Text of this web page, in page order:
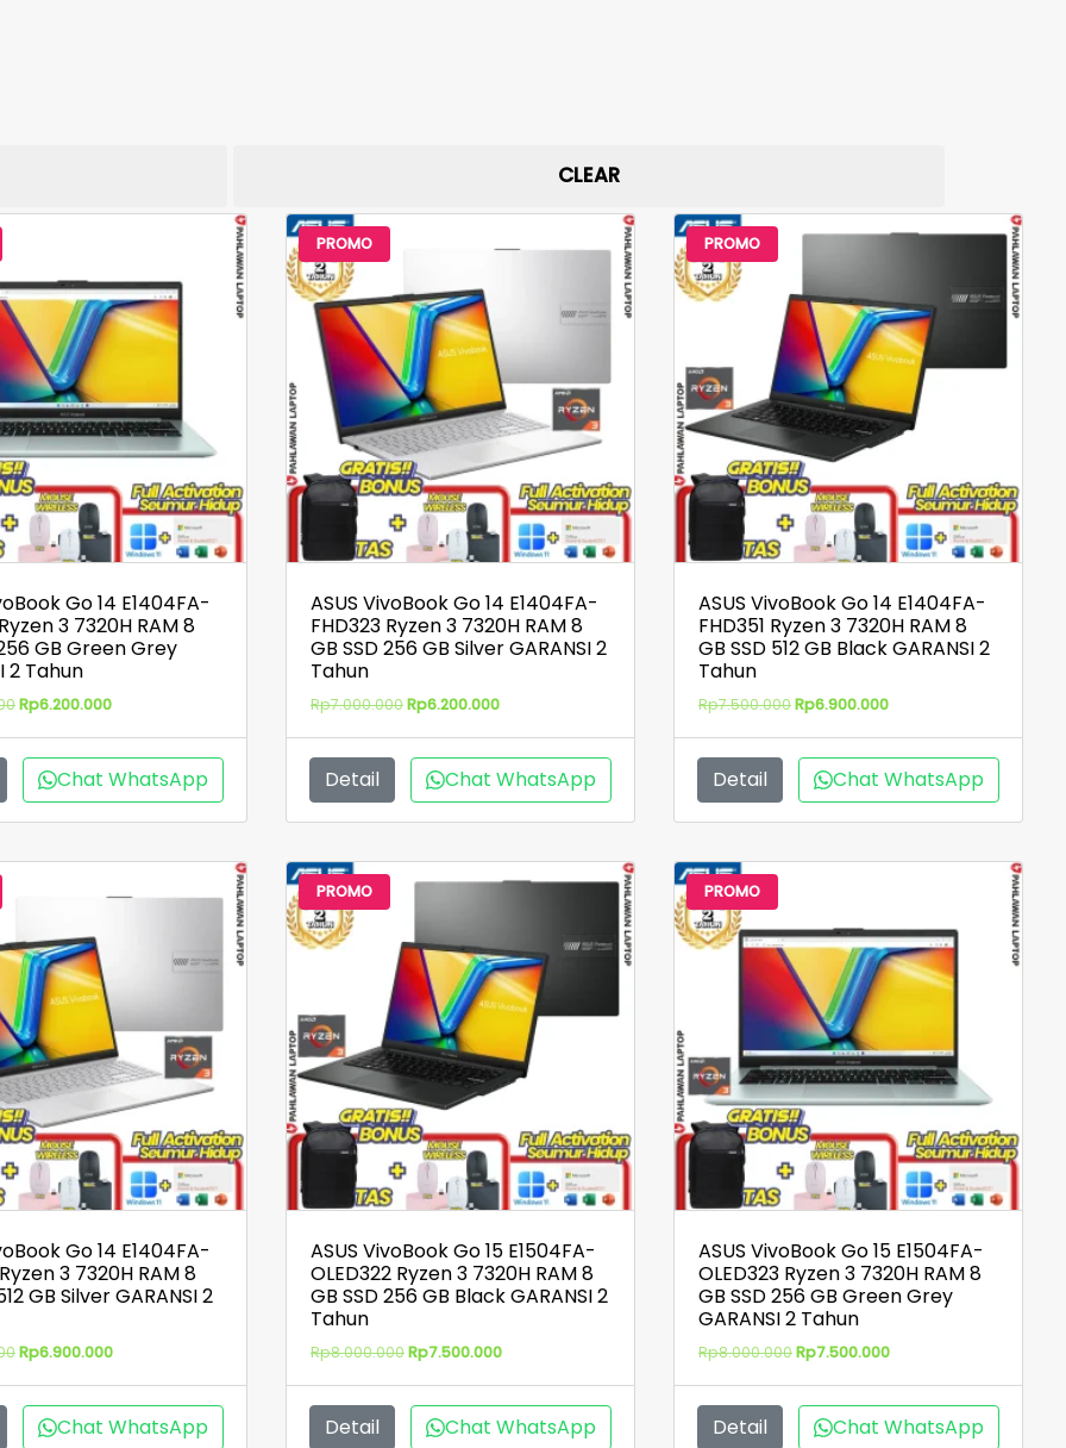
CLEAR
Go 14 E1404FA-
3 7320H RAM 8
GB Green Grey
2 Tahun
Harga
Rp7.000.000.
Rp6.200.000Harga
adalah:
Rp6.200.000.
Chat WhatsApp
PROMO
ASUS VivoBook Go 14 E1404FA-
FHD323 Ryzen 3 7320H RAM 8
GB SSD 256 GB Silver GARANSI 2
Tahun
Rp7.000.000Harga
Rp7.000.000.
Rp6.200.000Harga
adalah:
Rp6.200.000.
Detail Chat WhatsApp
PROMO
ASUS VivoBook Go 14 E1404FA-
FHD351 Ryzen 3 7320H RAM 8
GB SSD 512 GB Black GARANSI 2
Tahun
Rp7.500.000Harga
Rp7.500.000.
Rp6.900.000Harga
adalah:
Rp6.900.000.
Detail Chat WhatsApp
Go 14 E1404FA-
3 7320H RAM 8
GB Silver GARANSI 2
Harga
Rp7.500.000.
Rp6.900.000Harga
adalah:
Rp6.900.000.
Chat WhatsApp
PROMO
ASUS VivoBook Go 15 E1504FA-
OLED322 Ryzen 3 7320H RAM 8
GB SSD 256 GB Black GARANSI 2
Tahun
Rp8.000.000Harga
Rp8.000.000.
Rp7.500.000Harga
adalah:
Rp7.500.000.
Detail Chat WhatsApp
PROMO
ASUS VivoBook Go 15 E1504FA-
OLED323 Ryzen 3 7320H RAM 8
GB SSD 256 GB Green Grey
GARANSI 2 Tahun
Rp8.000.000Harga
Rp8.000.000.
Rp7.500.000Harga
adalah:
Rp7.500.000.
Detail Chat WhatsApp